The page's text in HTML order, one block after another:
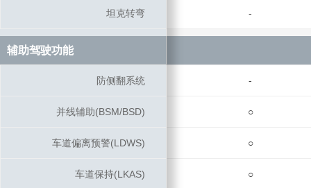
坦克转弯 -
辅助驾驶功能
防侧翻系统 -
并线辅助(BSM/BSD) ○
车道偏离预警(LDWS) ○
车道保持(LKAS) ○
坦克转弯
辅助驾驶功能
防侧翻系统
并线辅助(BSM/BSD)
车道偏离预警(LDWS)
车道保持(LKAS)